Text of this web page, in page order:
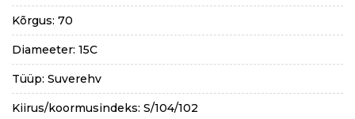
Kõrgus: 70
Diameeter: 15C
Tüüp: Suverehv
Kiirus/koormusindeks: S/104/102